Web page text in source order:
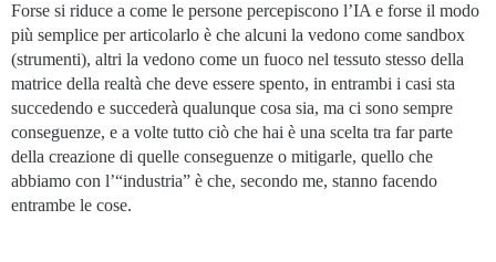
Forse si riduce a come le persone percepiscono l’IA e forse il modo
più semplice per articolarlo è che alcuni la vedono come sandbox
(strumenti), altri la vedono come un fuoco nel tessuto stesso della
matrice della realtà che deve essere spento, in entrambi i casi sta
succedendo e succederà qualunque cosa sia, ma ci sono sempre
conseguenze, e a volte tutto ciò che hai è una scelta tra far parte
della creazione di quelle conseguenze o mitigarle, quello che
abbiamo con l’“industria” è che, secondo me, stanno facendo
entrambe le cose.